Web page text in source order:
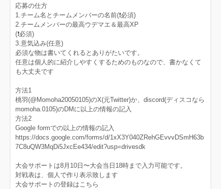
応募の仕方
1.チーム名とチームメンバーの名前(❗️必須)
2.チームメンバーの最高ウデマエ＆最高XP
(❗️必須)
3.意気込み(任意)
必須な物は書いてくれるとありがたいです。
任意は個人的に紹介しやすくするためのものなので、書かなくて
も大丈夫です
方法1
桃羽(@Momoha20050105)のX(元Twitter)か、discord(ディスコなら
momoha.0105)のDMに以上の情報の記入
方法2
Google formでの以上の情報の記入
https://docs.google.com/forms/d/1xX3Y040ZRehGEvvvDSmH63b
7C8uQW3MqDi5JxcEe434/edit?usp=drivesdk
大会サポートは8月10日〜大会当日18時まで入力可能です。
対戦表は、個人で作り表示致します
大会サポートの登録はこちら